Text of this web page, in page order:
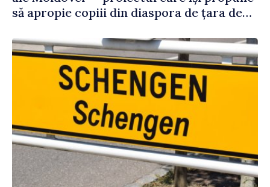
să apropie copiii din diaspora de țara de